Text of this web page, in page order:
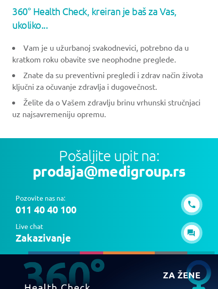
360° Health Check, kreiran je baš za Vas,
ukoliko...
Vam je u užurbanoj svakodnevici, potrebno da u
kratkom roku obavite sve neophodne preglede.
Znate da su preventivni pregledi i zdrav način života
ključni za očuvanje zdravlja i dugovečnost.
Želite da o Vašem zdravlju brinu vrhunski stručnjaci
uz najsavremeniju opremu.
Pošaljite upit na:
prodaja@medigroup.rs
Pozovite nas na:
011 40 40 100
Live chat
Zakazivanje